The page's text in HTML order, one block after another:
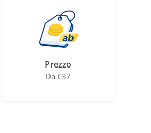
Prezzo
Da €37